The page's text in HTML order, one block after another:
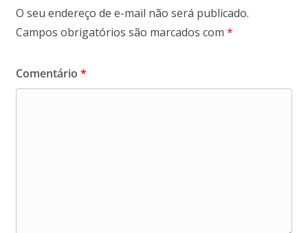
O seu endereço de e-mail não será publicado.
Campos obrigatórios são marcados com *
Comentário *